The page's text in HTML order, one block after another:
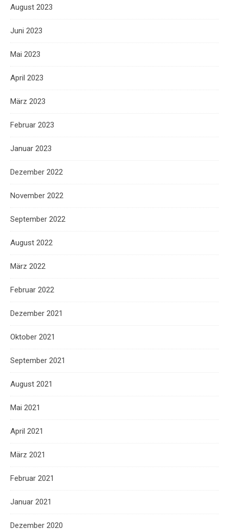
August 2023
Juni 2023
Mai 2023
April 2023
März 2023
Februar 2023
Januar 2023
Dezember 2022
November 2022
September 2022
August 2022
März 2022
Februar 2022
Dezember 2021
Oktober 2021
September 2021
August 2021
Mai 2021
April 2021
März 2021
Februar 2021
Januar 2021
Dezember 2020